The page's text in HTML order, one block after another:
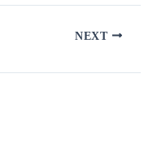
NEXT